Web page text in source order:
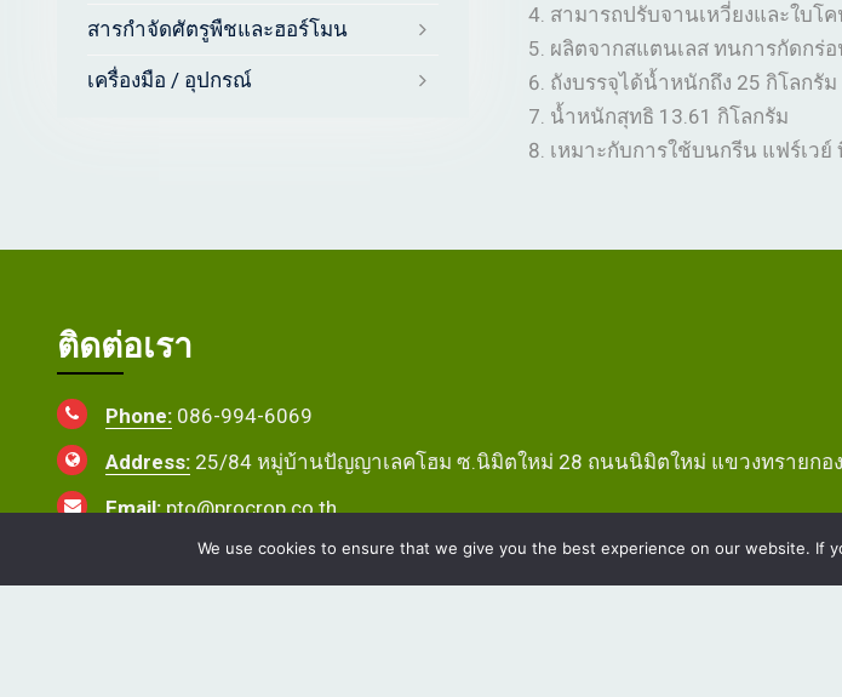
สามารถปรับจานเหวี่ยงและใบ
ผลิตจากสแตนเลส ทนการกัดกร่
ถังบรรจุได้น้ำหนักถึง 25 กิโลกรัม
น้ำหนักสุทธิ 13.61 กิโลกรัม
เหมาะกับการใช้บนกรีน แฟร์เว
สารกำจัดศัตรูพืชและฮอร์โมน
เครื่องมือ / อุปกรณ์
ติดต่อเรา
Phone: 086-994-6069
Address: 25/84 หมู่บ้านปัญญาเลคโฮม ซ.นิมิตใหม่ 28 ถนนนิมิตใหม่ แขวงทรายกอง
Email: pto@procrop.co.th
We use cookies to ensure that we give you the best experience on our website. If